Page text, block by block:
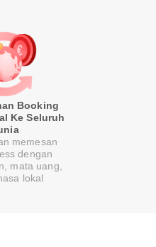
Booking
Ke Seluruh
memesan
dengan
mata uang,
lokal